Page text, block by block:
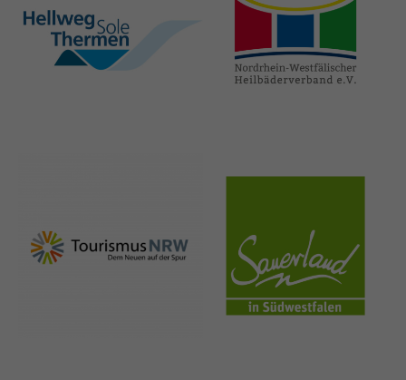
hellweg-sole-
thermen.de
heilbaeder.de
nrw-
tourismus.de
sauerland.co
m